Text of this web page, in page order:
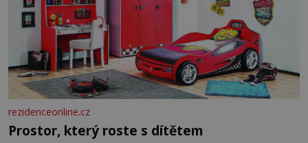
rezidenceonline.cz
Prostor, který roste s dítětem